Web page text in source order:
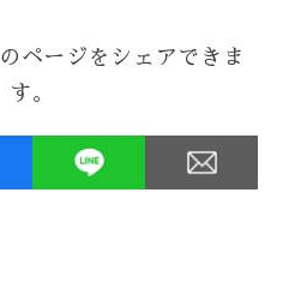
判が良かったです。
ページをシェアできま
す。